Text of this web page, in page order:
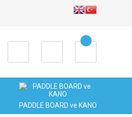
PADDLE BOARD ve KANO